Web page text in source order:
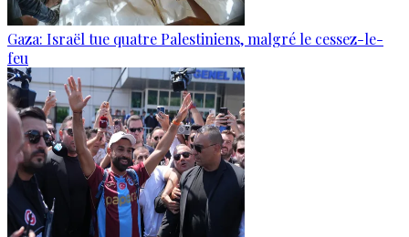
Gaza: Israël tue quatre Palestiniens, malgré le cessez-le-
feu